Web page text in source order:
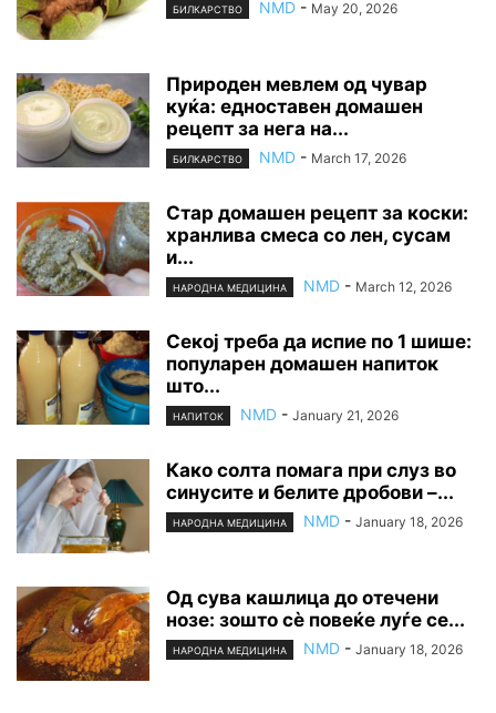
БИЛКАРСТВО NMD - May 20, 2026
Природен мевлем од чувар
куќа: едноставен домашен
рецепт за нега на...
БИЛКАРСТВО NMD - March 17, 2026
Стар домашен рецепт за коски:
хранлива смеса со лен, сусам
и...
НАРОДНА МЕДИЦИНА NMD - March 12, 2026
Секој треба да испие по 1 шише:
популарен домашен напиток
што...
НАПИТОК NMD - January 21, 2026
Како солта помага при слуз во
синусите и белите дробови –...
НАРОДНА МЕДИЦИНА NMD - January 18, 2026
Од сува кашлица до отечени
нозе: зошто сè повеќе луѓе се...
НАРОДНА МЕДИЦИНА NMD - January 18, 2026